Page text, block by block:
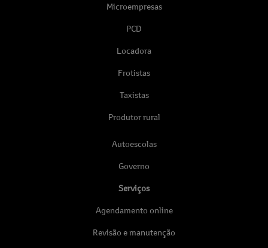
Microempresas
PCD
Locadora
Frotistas
Taxistas
Produtor rural
Autoescolas
Governo
Serviços
Agendamento online
Revisão e manutenção